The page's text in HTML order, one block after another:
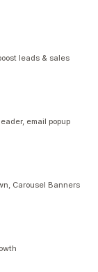
leads & sales
email popup
Carousel Banners